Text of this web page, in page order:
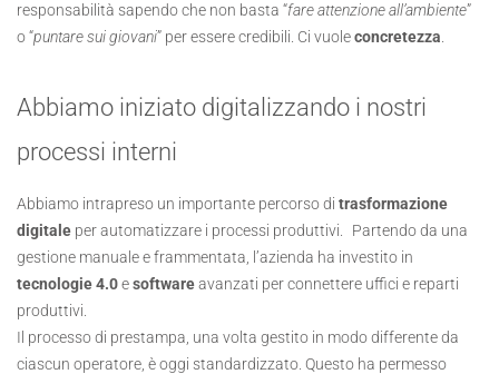
responsabilità sapendo che non basta “fare attenzione all’ambiente”
o “puntare sui giovani” per essere credibili. Ci vuoleconcretezza.
Abbiamo iniziato digitalizzando i nostri
processi interni
Abbiamo intrapreso un importante percorso di trasformazione
digitale per automatizzare i processi produttivi. Partendo da una
gestione manuale e frammentata, l’azienda ha investito in
tecnologie 4.0esoftwareavanzati per connettere uffici e reparti
produttivi.
Il processo di prestampa, una volta gestito in modo differente da
ciascun operatore, è oggi standardizzato. Questo ha permesso